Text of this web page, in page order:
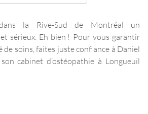
la Rive-Sud de Montréal un
sérieux. Eh bien ! Pour vous garantir
soins, faites juste confiance à Daniel
cabinet d’ostéopathie à Longueuil